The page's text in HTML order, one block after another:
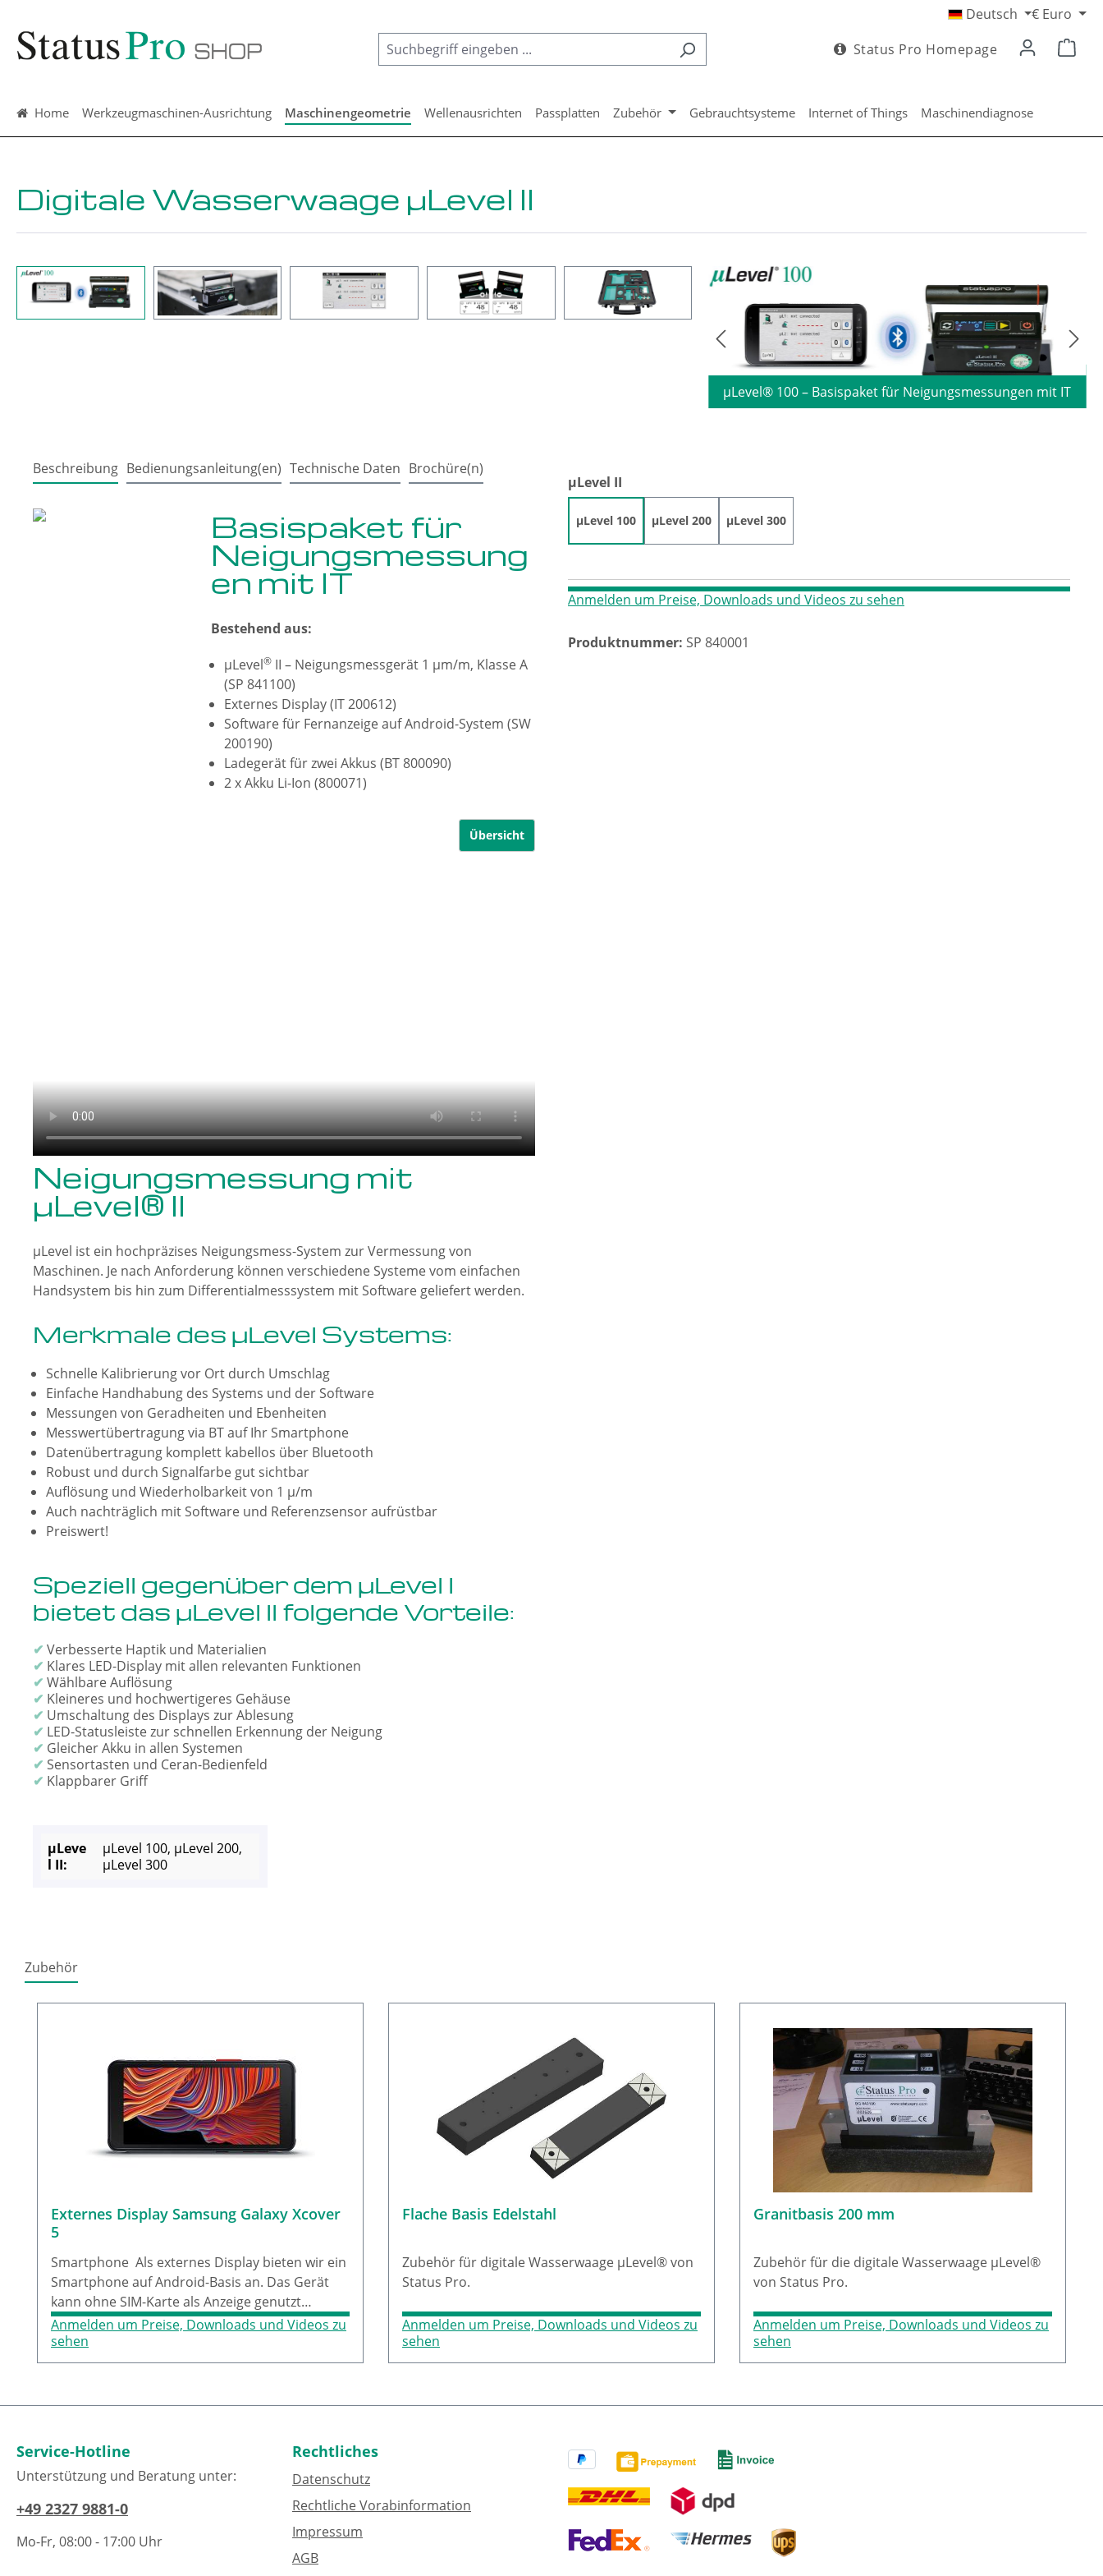
Deutsch € Euro
Status Pro Homepage
Home Werkzeugmaschinen-Ausrichtung Maschinengeometrie Wellenausrichten Passplatten Zubehör Gebrauchtsysteme Internet of Things Maschinendiagnose
Digitale Wasserwaage µLevel II
Bildergalerie überspringen
µLevel® 100 – Basispaket für Neigungsmessungen mit IT
Beschreibung Bedienungsanleitung(en) Technische Daten Brochüre(n)
Basispaket für
Neigungsmessung
en mit IT
Bestehend aus:
µLevel® II – Neigungsmessgerät 1 μm/m, Klasse A
(SP 841100)
Externes Display (IT 200612)
Software für Fernanzeige auf Android-System (SW
200190)
Ladegerät für zwei Akkus (BT 800090)
2 x Akku Li-Ion (800071)
Übersicht
Neigungsmessung mit
µLevel® II
µLevel ist ein hochpräzises Neigungsmess-System zur Vermessung von
Maschinen. Je nach Anforderung können verschiedene Systeme vom einfachen
Handsystem bis hin zum Differentialmesssystem mit Software geliefert werden.
Merkmale des µLevel Systems:
Schnelle Kalibrierung vor Ort durch Umschlag
Einfache Handhabung des Systems und der Software
Messungen von Geradheiten und Ebenheiten
Messwertübertragung via BT auf Ihr Smartphone
Datenübertragung komplett kabellos über Bluetooth
Robust und durch Signalfarbe gut sichtbar
Auflösung und Wiederholbarkeit von 1 µ/m
Auch nachträglich mit Software und Referenzsensor aufrüstbar
Preiswert!
Speziell gegenüber dem µLevel I
bietet das µLevel II folgende Vorteile:
✔ Verbesserte Haptik und Materialien
✔ Klares LED-Display mit allen relevanten Funktionen
✔ Wählbare Auflösung
✔ Kleineres und hochwertigeres Gehäuse
✔ Umschaltung des Displays zur Ablesung
✔ LED-Statusleiste zur schnellen Erkennung der Neigung
✔ Gleicher Akku in allen Systemen
✔ Sensortasten und Ceran-Bedienfeld
✔ Klappbarer Griff
µLeve
l II:
µLevel 100, µLevel 200,
µLevel 300
µLevel II
µLevel 100 µLevel 200 µLevel 300
Anmelden um Preise, Downloads und Videos zu sehen
Produktnummer: SP 840001
Zubehör
Externes Display Samsung Galaxy Xcover
5
Smartphone Als externes Display bieten wir ein
Smartphone auf Android-Basis an. Das Gerät
kann ohne SIM-Karte als Anzeige genutzt
werden.Das SmartPhone vereint die IP68-
Zertifizierung und den MIL-STD 810G-Standard,
um selbst den härtesten Bedingungen zu
Anmelden um Preise, Downloads und Videos zu
sehen
Flache Basis Edelstahl
Zubehör für digitale Wasserwaage µLevel® von
Status Pro.
Anmelden um Preise, Downloads und Videos zu
sehen
Granitbasis 200 mm
Zubehör für die digitale Wasserwaage µLevel®
von Status Pro.
Anmelden um Preise, Downloads und Videos zu
sehen
Service-Hotline
Unterstützung und Beratung unter:
+49 2327 9881-0
Mo-Fr, 08:00 - 17:00 Uhr
Rechtliches
Datenschutz
Rechtliche Vorabinformation
Impressum
AGB